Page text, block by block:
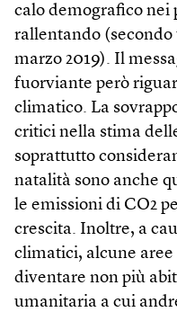
calo demografico nei
rallentando
marzo 2019). Il
fuorviante però
climatico. La
critici nella stima
soprattutto
natalità sono anche
le emissioni di CO2
crescita. Inoltre, a
climatici, alcune
diventare non più
umanitaria a cui